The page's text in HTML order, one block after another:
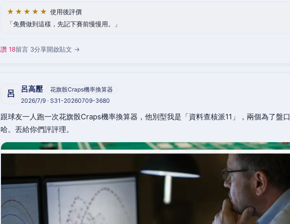
★★★★★ 使用後評價
免費做到這樣，先記下賽前慢慢用。
讚 18留言 3分享開啟貼文 →
呂 呂高壓
花旗骰Craps機率換算器
2026/7/9 · S31-20260709-3680
跟球友一人跑一次花旗骰Craps機率換算器，他別型我是「資料查核派11」，兩個為了盤
哈。丟給你們評評理。